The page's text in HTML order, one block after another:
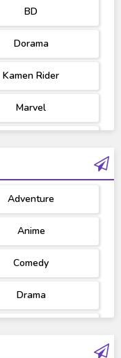
BD
Dorama
Kamen Rider
Marvel
West Series
Adventure
Anime
Comedy
Drama